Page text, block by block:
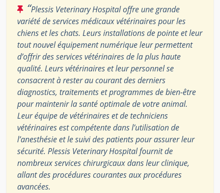
“Plessis Veterinary Hospital offre une grande
variété de services médicaux vétérinaires pour les
chiens et les chats. Leurs installations de pointe et leur
tout nouvel équipement numérique leur permettent
d’offrir des services vétérinaires de la plus haute
qualité. Leurs vétérinaires et leur personnel se
consacrent à rester au courant des derniers
diagnostics, traitements et programmes de bien-être
pour maintenir la santé optimale de votre animal.
Leur équipe de vétérinaires et de techniciens
vétérinaires est compétente dans l’utilisation de
l’anesthésie et le suivi des patients pour assurer leur
sécurité. Plessis Veterinary Hospital fournit de
nombreux services chirurgicaux dans leur clinique,
allant des procédures courantes aux procédures
avancées.